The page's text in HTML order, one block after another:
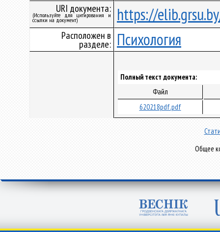
URI документа:
(Используйте для цитирования и
ссылки на документ) https://
Расположен в
разделе: Психология
Полный текст документа:
Файл
620218pdf.pdf
Общее